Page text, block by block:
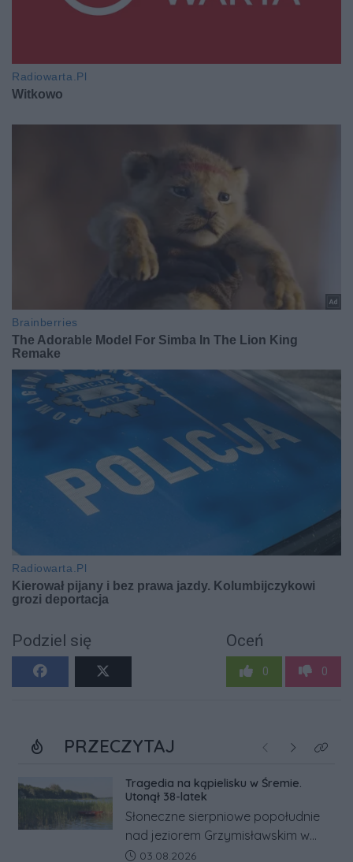
Podziel się Oceń
0 0
PRZECZYTAJ Poprzednie
NastępneKliknij
Tragedia na kąpielisku w Śremie.
Utonął 38-latek
Słoneczne sierpniowe popołudnie
nad jeziorem Grzymisławskim w
powiecie śremskim zakończyło się
Data dodania artykułu:
03.08.2026